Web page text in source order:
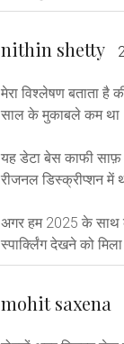
nithin shetty
मेरा विश्लेषण बताता है
साल के मुकाबले कम था
यह डेटा बेस काफी
रीजनल डिस्क्रीप्शन में
अगर हम 2025 के साथ
स्पार्क्लिंग देखने को मिला
mohit saxena